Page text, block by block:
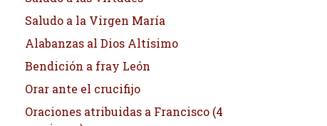
Saludo a la Virgen María
Alabanzas al Dios Altísimo
Bendición a fray León
Orar ante el crucifijo
Oraciones atribuidas a Francisco (4